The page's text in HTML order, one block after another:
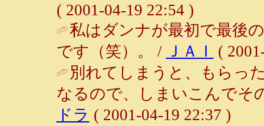
( 2001-04-19 22:54 )
私はダンナが最初で最後
です（笑）。 / ＪＡＩ
(
別れてしまうと、もらっ
なるので、しまいこんでそ
ドラ ( 2001-04-19 22:37 )